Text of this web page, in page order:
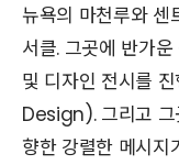
뉴욕의 마천루와 센
서클. 그곳에 반가
및 디자인 전시를
Design). 그리고 그
향한 강렬한 메시지